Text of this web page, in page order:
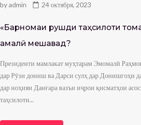
byadmin 24 октября, 2023
«Барномаи рушди таҳсилоти
амалӣ мешавад?
Президенти мамлакат муҳтарам Эмомалӣ
дар Рӯзи дониш ва Дарси сулҳ дар Донишгоҳи
дар ноҳияи Данғара вазъи иҷрои қисматҳои
таҳсилоти...